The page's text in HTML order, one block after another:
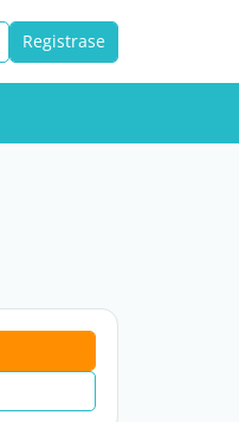
Registrase